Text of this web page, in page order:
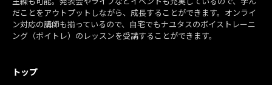
だことをアウトプットしながら、成長することができます。オンライ
ン対応の講師も揃っているので、自宅でもナユタスのボイストレーニ
ング（ボイトレ）のレッスンを受講することができます。
トップ